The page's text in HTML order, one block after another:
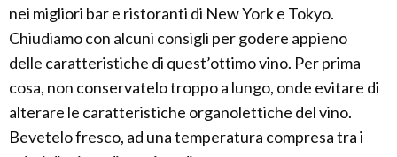
nei migliori bar e ristoranti di New York e Tokyo.
Chiudiamo con alcuni consigli per godere appieno
delle caratteristiche di quest’ottimo vino. Per prima
cosa, non conservatelo troppo a lungo, onde evitare di
alterare le caratteristiche organolettiche del vino.
Bevetelo fresco, ad una temperatura compresa tra i